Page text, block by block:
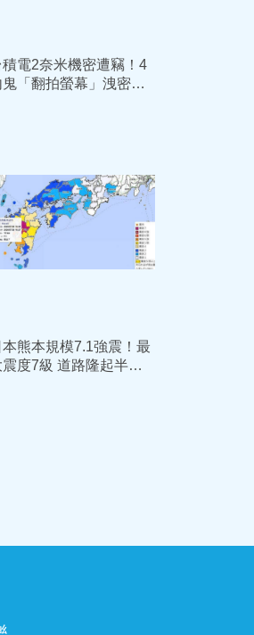
積電2奈米機密遭竊！4
鬼「翻拍螢幕」洩密
本熊本規模7.1強震！最
震度7級 道路隆起半層